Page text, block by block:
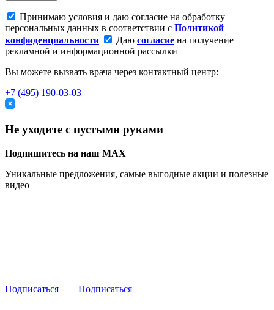
Принимаю условия и даю согласие на обработку
персональных данных в соответствии с Политикой
конфиденциальности
Даю согласие на получение
рекламной и информационной рассылки
Вы можете вызвать врача через контактный центр:
+7 (495) 190-03-03
Не уходите с пустыми руками
Подпишитесь на наш MAX
Уникальные предложения, самые выгодные акции и полезные
видео
Подписаться Подписаться